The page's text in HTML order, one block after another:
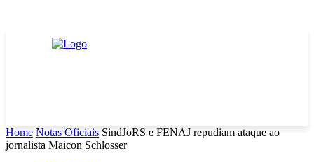
Home Notas Oficiais SindJoRS e FENAJ repudiam ataque ao
jornalista Maicon Schlosser